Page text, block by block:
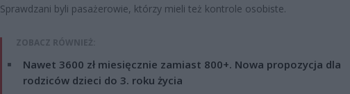
Sprawdzani byli pasażerowie, którzy mieli też kontrole osobiste.
ZOBACZ RÓWNIEŻ:
Nawet 3600 zł miesięcznie zamiast 800+. Nowa propozycja dla
rodziców dzieci do 3. roku życia